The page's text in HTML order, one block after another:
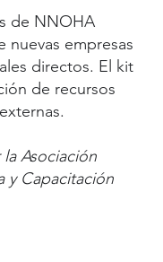
de NNOHA
empresas
directos. El kit
de recursos
Asociación
y Capacitación